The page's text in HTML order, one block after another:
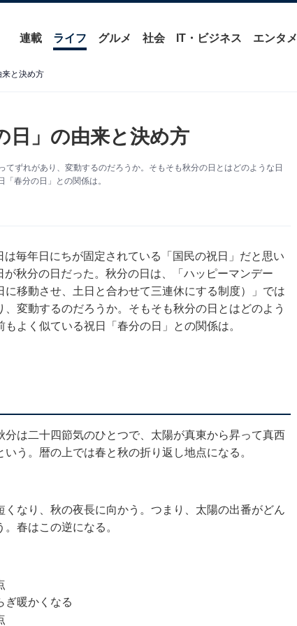
連載 ライフ グルメ 社会 IT・ビジネス エンタメ
と決め方
日」の由来と決め方
ずれがあり、変動するのだろうか。そもそも秋分の日とはどのような日
「春分の日」との関係は。
毎年日にちが固定されている「国民の祝日」だと思い
秋分の日だった。秋分の日は、「ハッピーマンデー
に移動させ、土日と合わせて三連休にする制度）」では
変動するのだろうか。そもそも秋分の日とはどのよう
よく似ている祝日「春分の日」との関係は。
は二十四節気のひとつで、太陽が真東から昇って真西
う。暦の上では春と秋の折り返し地点になる。
なり、秋の夜長に向かう。つまり、太陽の出番がどん
春はこの逆になる。
暖かくなる